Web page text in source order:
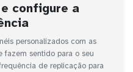
configure a
personalizados com as
fazem sentido para o seu
de replicação para